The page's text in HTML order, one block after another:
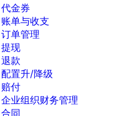
代金券
账单与收支
订单管理
提现
退款
配置升/降级
赔付
企业组织财务管理
合同